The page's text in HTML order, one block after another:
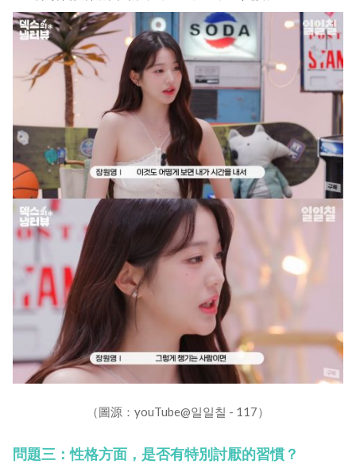
（圖源：youTube@일일칠 - 117）
問題三：性格方面，是否有特別討厭的習慣？